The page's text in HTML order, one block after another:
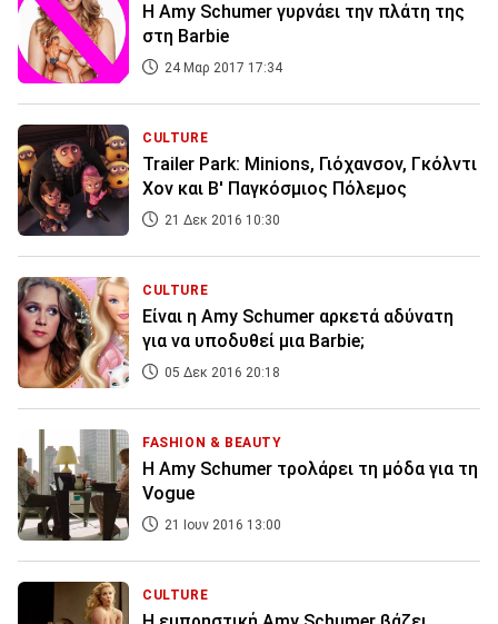
H Amy Schumer γυρνάει την πλάτη της
στη Barbie
24 Μαρ 2017 17:34
CULTURE
Trailer Park: Minions, Γιόχανσον, Γκόλντι
Χον και B' Παγκόσμιος Πόλεμος
21 Δεκ 2016 10:30
CULTURE
Είναι η Amy Schumer αρκετά αδύνατη
για να υποδυθεί μια Barbie;
05 Δεκ 2016 20:18
FASHION & BEAUTY
Η Αmy Schumer τρολάρει τη μόδα για τη
Vogue
21 Ιουν 2016 13:00
CULTURE